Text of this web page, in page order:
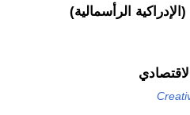
الرأسمالية)